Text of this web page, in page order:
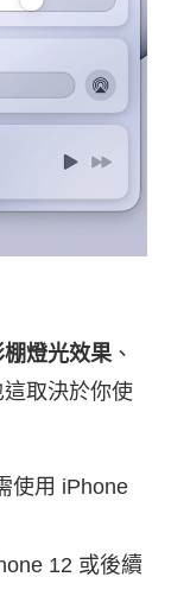
棚燈光效果 、
取決於你使
使用 iPhone
12 或後續